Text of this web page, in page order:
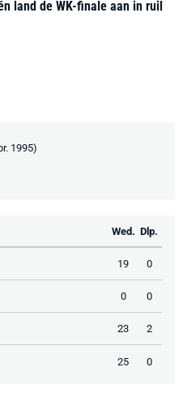
land de WK-finale aan in ruil
1995)
Wed. Dlp.
19 0
0 0
23 2
25 0